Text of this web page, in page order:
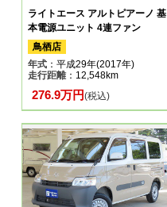
ライトエース アルトピアーノ 基
本電源ユニット 4連ファン
鳥栖店
年式 ：平成29年(2017年)
走行距離：12,548km
276.9万円(税込)